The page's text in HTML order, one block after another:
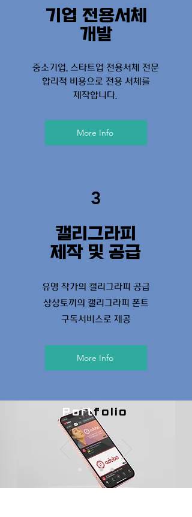
기업 전용서체
​개발
중소기업, 스타트업 전용서체 전문
​​합리적 비용으로 전용 서체를
제작합니다.
More Info
3
캘리그라피
​제작 및 공급
유명 작가의 캘리그라피 공급
상상토끼의 캘리그라피 폰트
​구독서비스로 제공
More Info
Portfolio